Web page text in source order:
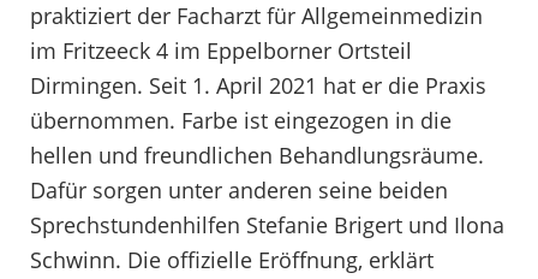
praktiziert der Facharzt für Allgemeinmedizin
im Fritzeeck 4 im Eppelborner Ortsteil
Dirmingen. Seit 1. April 2021 hat er die Praxis
übernommen. Farbe ist eingezogen in die
hellen und freundlichen Behandlungsräume.
Dafür sorgen unter anderen seine beiden
Sprechstundenhilfen Stefanie Brigert und Ilona
Schwinn. Die offizielle Eröffnung, erklärt